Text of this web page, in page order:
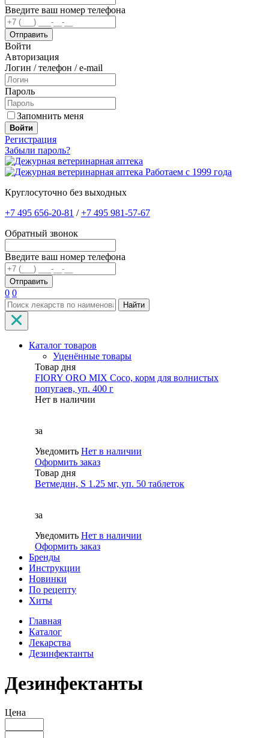
Введите ваш номер телефона
Войти
Авторизация
Логин / телефон / e-mail
Пароль
Запомнить меня
Войти
Регистрация
Забыли пароль?
Работаем с 1999 года
Круглосуточно без выходных
+7 495 656-20-81 /+7 495 981-57-67
Обратный звонок
Введите ваш номер телефона
0 0
Найти
Каталог товаров
Уценённые товары
Товар дня
FIORY ORO MIX Coco, корм для волнистых
попугаев, уп. 400 г
Нет в наличии
за
Уведомить Нет в наличии
Оформить заказ
Товар дня
Ветмедин, S 1.25 мг, уп. 50 таблеток
за
Уведомить Нет в наличии
Оформить заказ
Бренды
Инструкции
Новинки
По рецепту
Хиты
Главная
Каталог
Лекарства
Дезинфектанты
Дезинфектанты
Цена